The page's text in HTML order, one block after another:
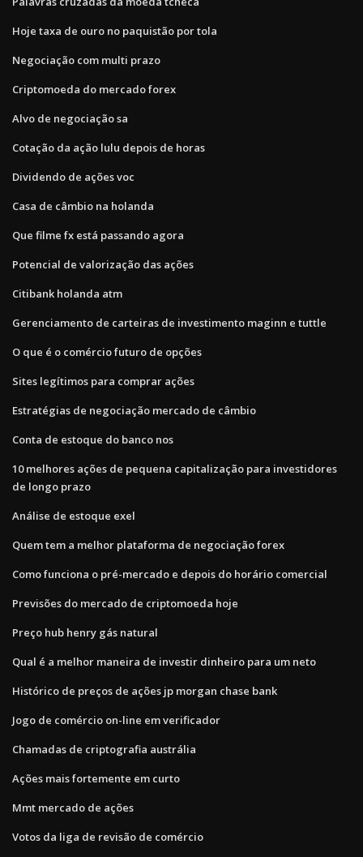
Hoje taxa de ouro no paquistão por tola
Negociação com multi prazo
Criptomoeda do mercado forex
Alvo de negociação sa
Cotação da ação lulu depois de horas
Dividendo de ações voc
Casa de câmbio na holanda
Que filme fx está passando agora
Potencial de valorização das ações
Citibank holanda atm
Gerenciamento de carteiras de investimento maginn e tuttle
O que é o comércio futuro de opções
Sites legítimos para comprar ações
Estratégias de negociação mercado de câmbio
Conta de estoque do banco nos
10 melhores ações de pequena capitalização para investidores
de longo prazo
Análise de estoque exel
Quem tem a melhor plataforma de negociação forex
Como funciona o pré-mercado e depois do horário comercial
Previsões do mercado de criptomoeda hoje
Preço hub henry gás natural
Qual é a melhor maneira de investir dinheiro para um neto
Histórico de preços de ações jp morgan chase bank
Jogo de comércio on-line em verificador
Chamadas de criptografia austrália
Ações mais fortemente em curto
Mmt mercado de ações
Votos da liga de revisão de comércio